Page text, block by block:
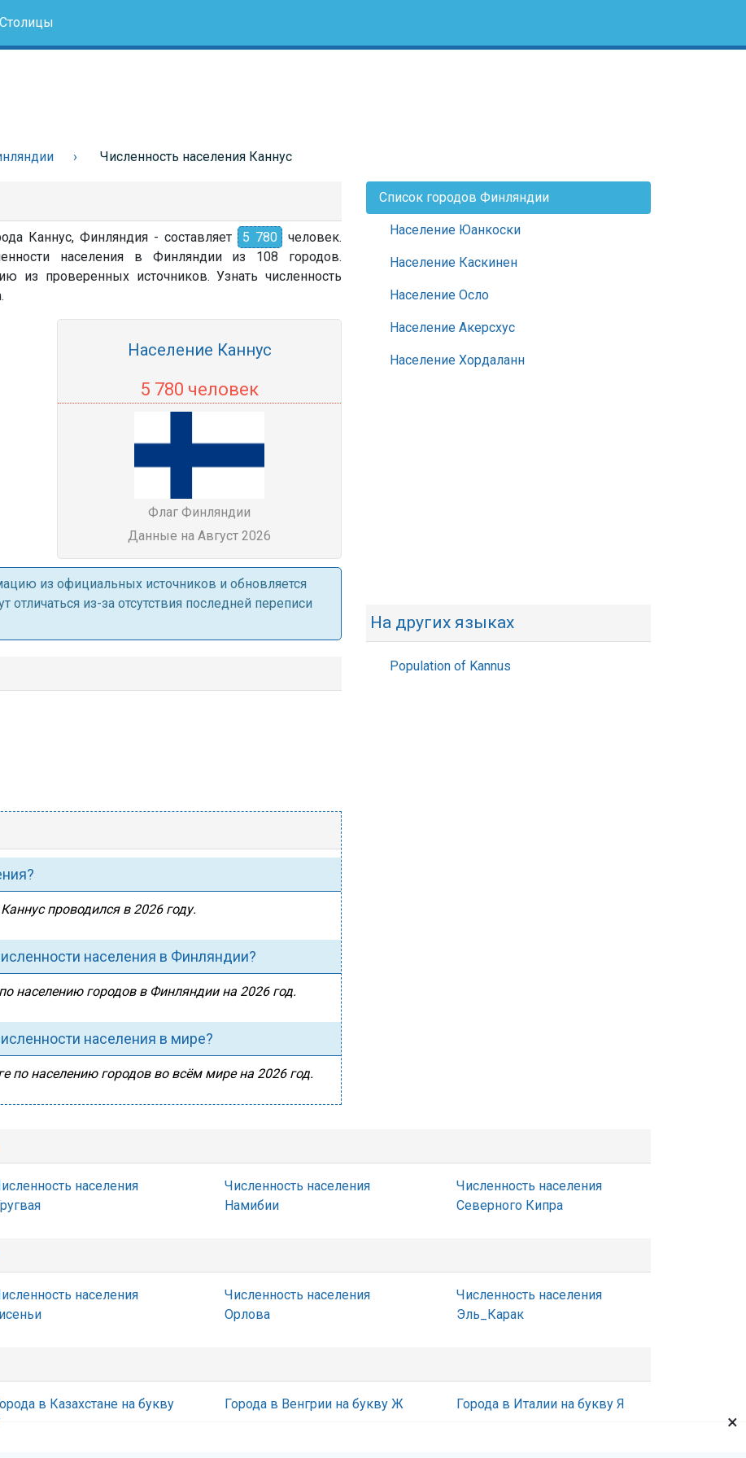
Столицы
Численность населения Каннус
Каннус, Финляндия - составляет 5 780
человек.
населения в Финляндии из 108 городов.
из проверенных источников. Узнать численность
Население Каннус
5 780 человек
Флаг Финляндии
Данные на Август 2026
из официальных источников и обновляется
из-за отсутствия последней переписи
проводился в 2026 году.
населения в Финляндии?
населению городов в Финляндии на 2026 год.
населения в мире?
по населению городов во всём мире на 2026 год.
Список городов Финляндии
Население Юанкоски
Население Каскинен
Население Осло
Население Акерсхус
Население Хордаланн
На других языках
Population of Kannus
населения
Численность населения
Намибии
Численность населения
Северного Кипра
населения
Численность населения
Орлова
Численность населения
Эль_Карак
в Казахстане на букву
Города в Венгрии на букву Ж Города в Италии на букву Я
×